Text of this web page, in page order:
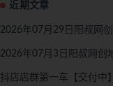
近期文章
2026年07月29日阳叔网
2026年07月3日阳叔网创
抖店店群第一车【交付中】